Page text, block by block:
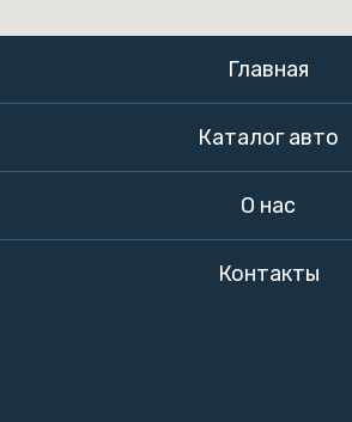
Главная
Каталог авто
О нас
Контакты